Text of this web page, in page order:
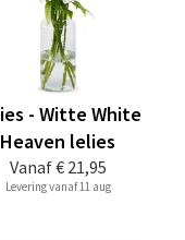
Vanaf€ 21,95
- Witte White
Heaven lelies
Levering vanaf 11 aug